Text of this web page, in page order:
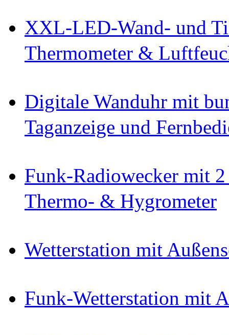
XXL-LED-Wand- und
Thermometer &
Digitale Wanduhr mit
Taganzeige und
Funk-Radiowecker mit
Thermo- & Hygrometer
Wetterstation mit
Funk-Wetterstation mit